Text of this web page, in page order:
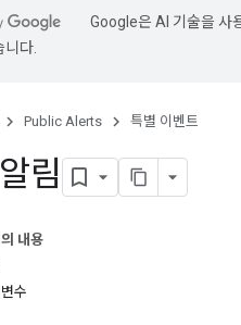
Google은 AI 기술을 사
니다.
Public Alerts 특별 이벤트
림
의 내용
변수